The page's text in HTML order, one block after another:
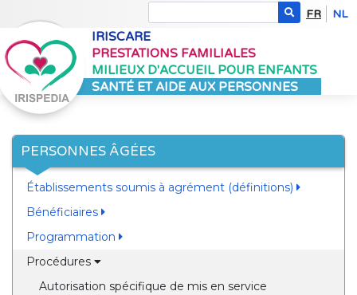
FR NL
IRISCARE
PRESTATIONS FAMILIALES
MILIEUX D'ACCUEIL POUR ENFANTS
SANTÉ ET AIDE AUX PERSONNES
PERSONNES ÂGÉES
Établissements soumis à agrément (définitions)
Bénéficiaires
Programmation
Procédures
Autorisation spécifique de mis en service